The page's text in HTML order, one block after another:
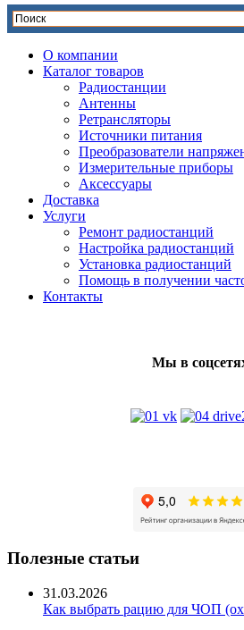
О компании
Каталог товаров
Радиостанции
Антенны
Ретрансляторы
Источники питания
Преобразователи
Измерительные приборы
Аксессуары
Доставка
Услуги
Ремонт радиостанций
Настройка радиостанций
Установка радиостанций
Помощь в получении
Контакты
Мы в
Полезные статьи
31.03.2026
Как выбрать рацию для ЧОП